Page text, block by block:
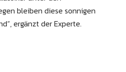
bleiben diese sonnigen
ergänzt der Experte.